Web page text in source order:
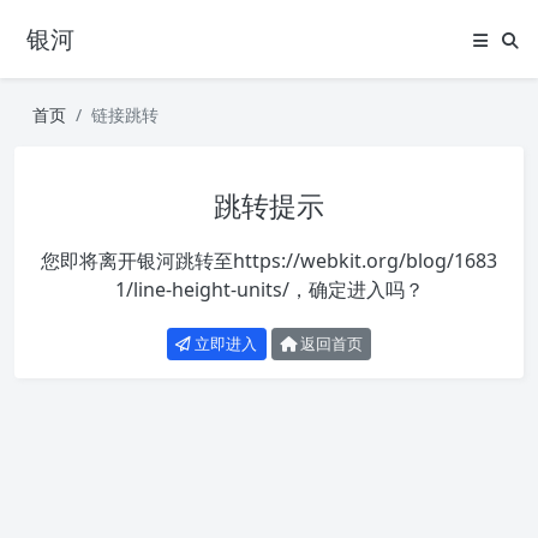
银河
首页 链接跳转
跳转提示
您即将离开银河跳转至https://webkit.org/blog/1683
1/line-height-units/，确定进入吗？
立即进入 返回首页